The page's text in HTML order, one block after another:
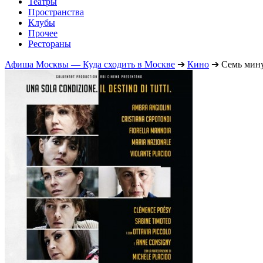
Пространства
Клубы
Прочее
Рестораны
Афиша Москвы — Куда сходить в Москве ➔ Кино ➔ Семь